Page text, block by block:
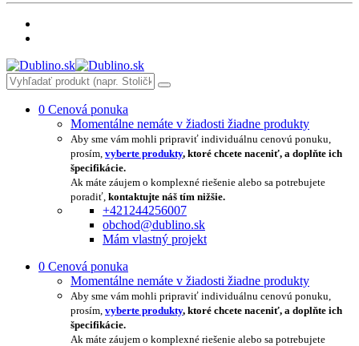
0 Cenová ponuka
Momentálne nemáte v žiadosti žiadne produkty
Aby sme vám mohli pripraviť individuálnu cenovú ponuku,
prosím, vyberte produkty, ktoré chcete naceniť, a doplňte ich
špecifikácie.
Ak máte záujem o komplexné riešenie alebo sa potrebujete
poradiť, kontaktujte náš tím nižšie.
+421244256007
obchod@dublino.sk
Mám vlastný projekt
0 Cenová ponuka
Momentálne nemáte v žiadosti žiadne produkty
Aby sme vám mohli pripraviť individuálnu cenovú ponuku,
prosím, vyberte produkty, ktoré chcete naceniť, a doplňte ich
špecifikácie.
Ak máte záujem o komplexné riešenie alebo sa potrebujete